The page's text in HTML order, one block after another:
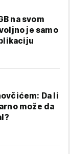
na svom
je samo
Da li
može da